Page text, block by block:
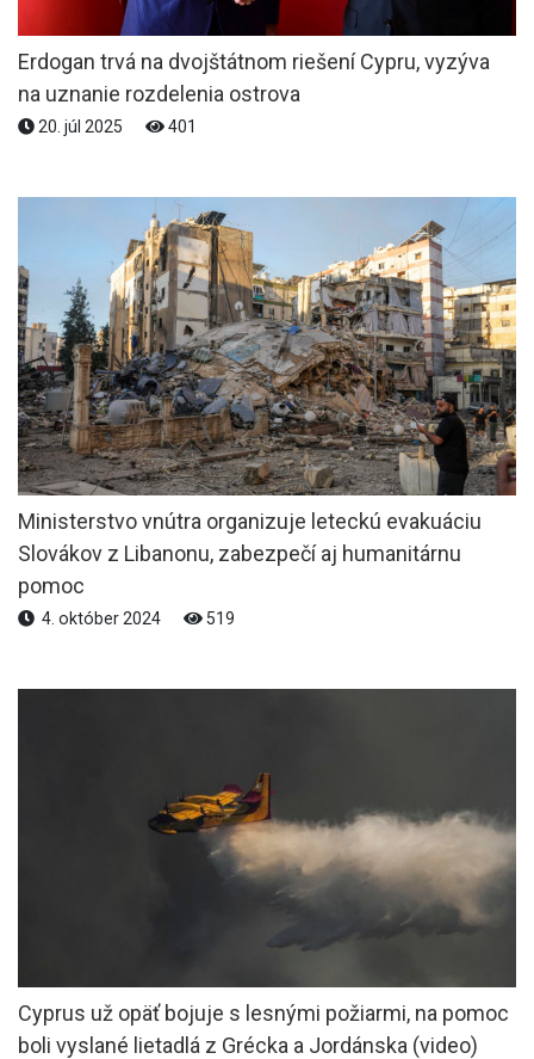
Erdogan trvá na dvojštátnom riešení Cypru, vyzýva
na uznanie rozdelenia ostrova
20. júl 2025 401
Ministerstvo vnútra organizuje leteckú evakuáciu
Slovákov z Libanonu, zabezpečí aj humanitárnu
pomoc
4. október 2024 519
Cyprus už opäť bojuje s lesnými požiarmi, na pomoc
boli vyslané lietadlá z Grécka a Jordánska (video)